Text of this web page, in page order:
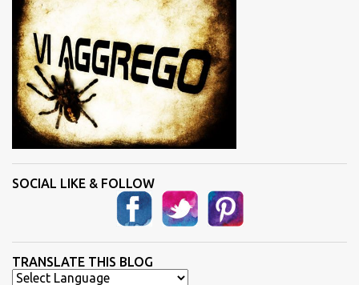
i
SOCIAL LIKE & FOLLOW
TRANSLATE THIS BLOG